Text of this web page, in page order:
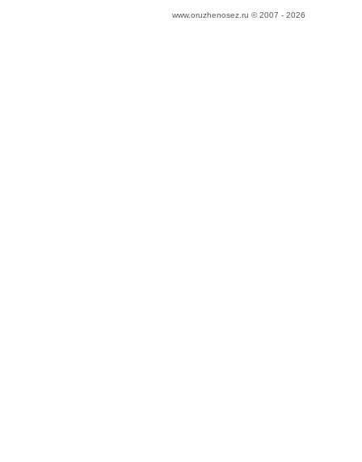
www.oruzhenosez.ru © 2007 - 2026